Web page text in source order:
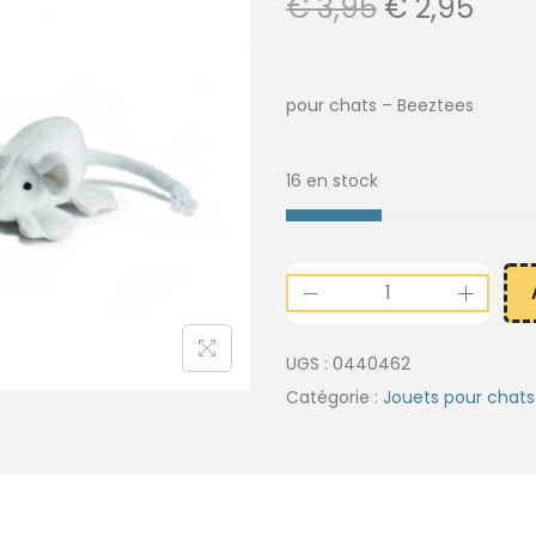
€3,95 € 2,95
pour chats – Beeztees
16 en stock
UGS : 0440462
Catégorie : Jouets pour chats